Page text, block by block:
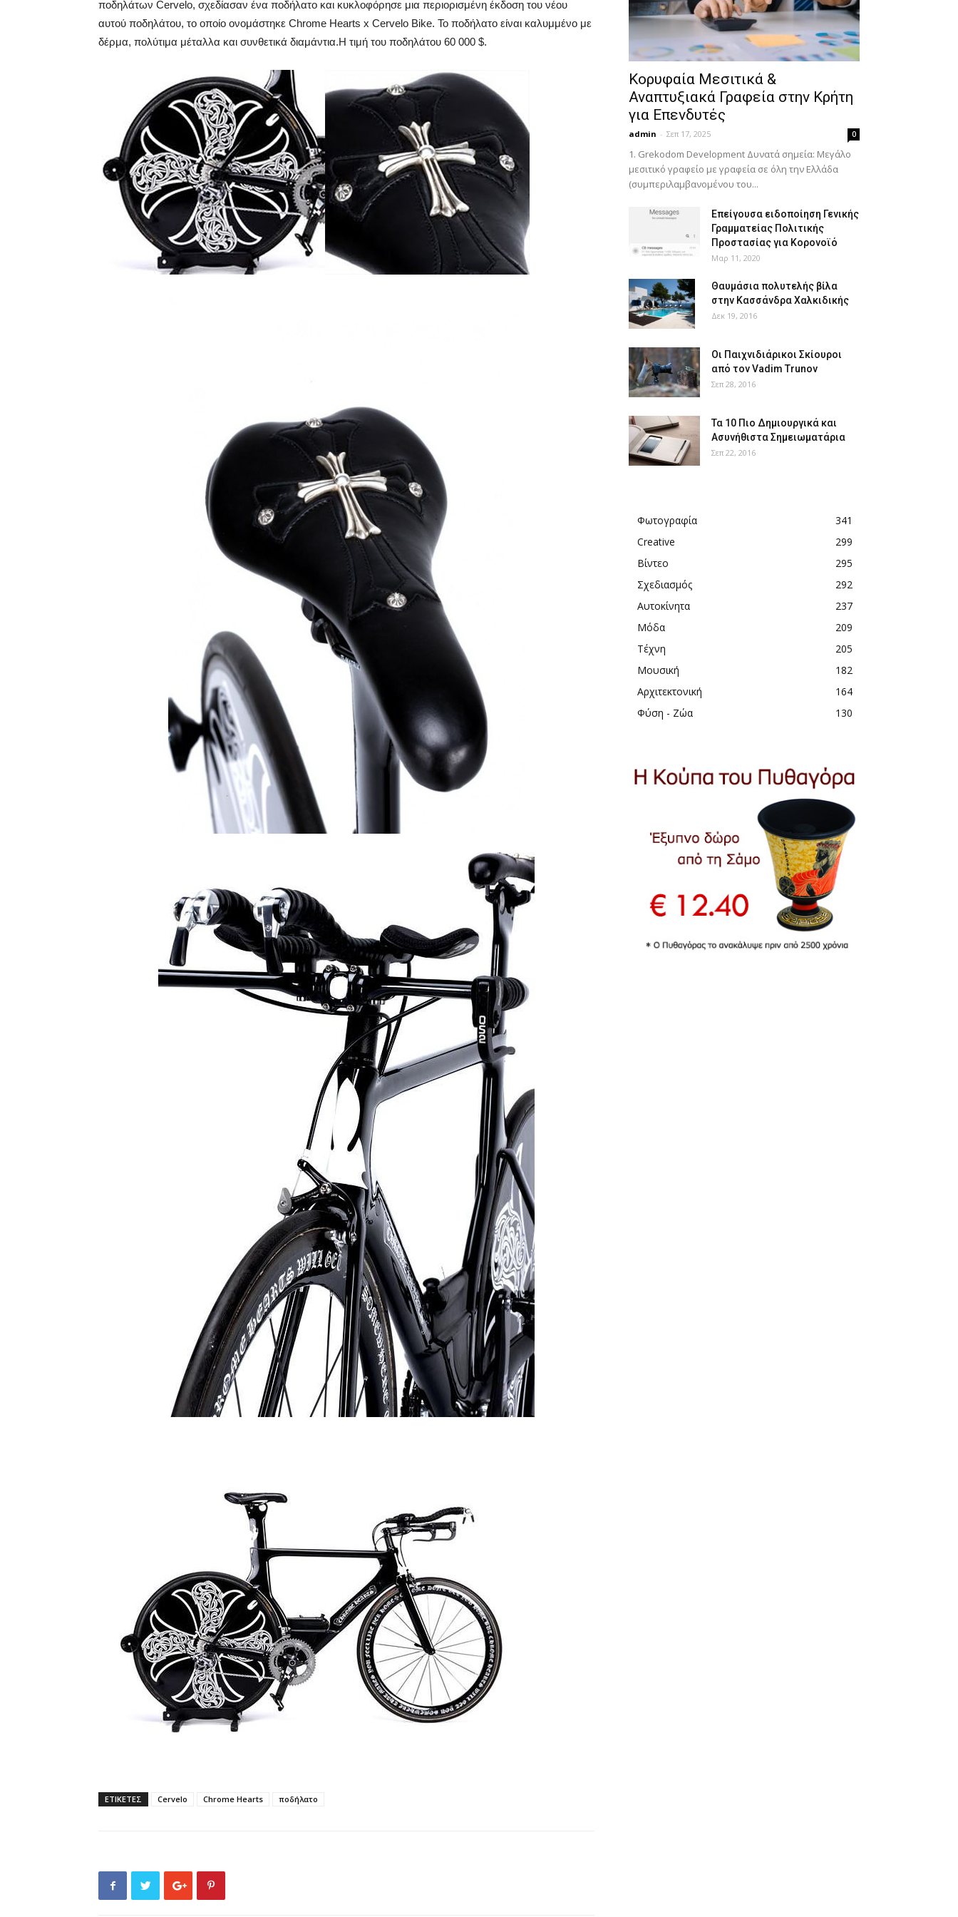
ποδηλάτων Cervelo, σχεδίασαν ένα ποδήλατο και κυκλοφόρησε μια περιορισμένη έκδοση του νέου
αυτού ποδηλάτου, το οποίο ονομάστηκε Chrome Hearts x Cervelo Bike. Το ποδήλατο είναι καλυμμένο με
δέρμα, πολύτιμα μέταλλα και συνθετικά διαμάντια.Η τιμή του ποδηλάτου 60 000 $.
ΕΤΙΚΕΤΕΣ Cervelo Chrome Hearts ποδήλατο
Κορυφαία Μεσιτικά &
Αναπτυξιακά Γραφεία στην Κρήτη
για Επενδυτές
admin - Σεπ 17, 2025 0
1. Grekodom Development Δυνατά σημεία: Μεγάλο
μεσιτικό γραφείο με γραφεία σε όλη την Ελλάδα
(συμπεριλαμβανομένου του...
Επείγουσα ειδοποίηση Γενικής
Γραμματείας Πολιτικής
Προστασίας για Κορονοϊό
Μαρ 11, 2020
Θαυμάσια πολυτελής βίλα
στην Κασσάνδρα Χαλκιδικής
Δεκ 19, 2016
Οι Παιχνιδιάρικοι Σκίουροι
από τον Vadim Trunov
Σεπ 28, 2016
Τα 10 Πιο Δημιουργικά και
Ασυνήθιστα Σημειωματάρια
Σεπ 22, 2016
Φωτογραφία
341
Creative
299
Βίντεο
295
Σχεδιασμός
292
Αυτοκίνητα
237
Μόδα
209
Τέχνη
205
Μουσική
182
Αρχιτεκτονική
164
Φύση - Ζώα
130